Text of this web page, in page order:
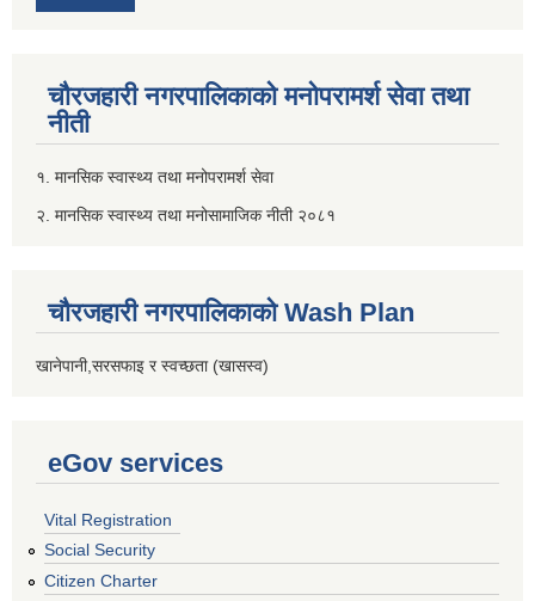
चौरजहारी नगरपालिकाको मनोपरामर्श सेवा तथा
नीती
१. मानसिक स्वास्थ्य तथा मनोपरामर्श सेवा
२. मानसिक स्वास्थ्य तथा मनोसामाजिक नीती २०८१
चौरजहारी नगरपालिकाको Wash Plan
खानेपानी,सरसफाइ र स्वच्छता (खासस्व)
eGov services
Vital Registration
Social Security
Citizen Charter